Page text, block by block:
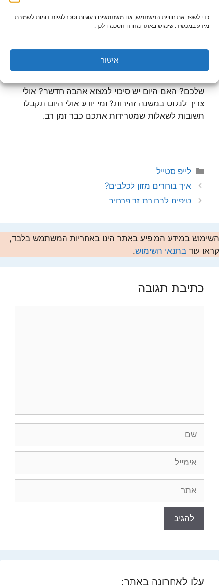
כדי לשפר את חוויית המשתמש, אנו משתמשים בעוגיות וטכנולוגיות דומות לשמירת
מידע במכשיר. שימוש באתר מהווה הסכמה לכך.
אישור
הבוקר ורוצים לדעת איך יהיה היום שלכם ומה צופן
הגורל תוכלו להתחבר לאתר המציג הורוסקופ יומי.
שלכם? האם היום יש סיכוי למצוא אהבה חדשה? אולי
צריך לנקוט במשנה זהירות? ומי יודע אולי היום תקבלו
תשובות לשאלות שמטרידות אתכם כבר זמן רב.
קטגוריות
לייפ סטייל
איך בוחרים מזון לכלבים?
טיפים לבחירת זר פרחים
השימוש במידע המופיע באתר הינו באחריות המשתמש בלבד,
קראו עוד בתנאי השימוש.
כתיבת תגובה
עלו לאחרונה באתר: